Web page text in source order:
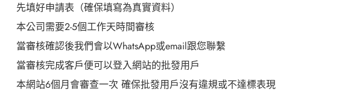
先填好申請表（確保填寫為真實資料）
本公司需要2-5個工作天時間審核
當審核確認後我們會以WhatsApp或email跟您聯繫
當審核完成客戶便可以登入網站的批發用戶
本網站6個月會審查一次 確保批發用戶沒有違規或不達標表現